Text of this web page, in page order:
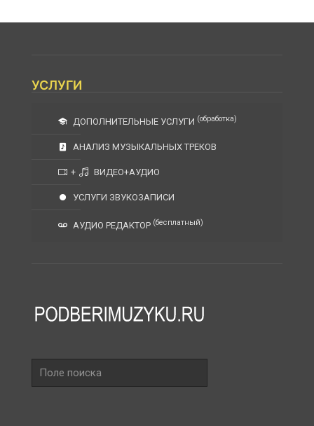
УСЛУГИ
ДОПОЛНИТЕЛЬНЫЕ УСЛУГИ (обработка)
АНАЛИЗ МУЗЫКАЛЬНЫХ ТРЕКОВ
+ ВИДЕО+АУДИО
УСЛУГИ ЗВУКОЗАПИСИ
АУДИО РЕДАКТОР (бесплатный)
поиска